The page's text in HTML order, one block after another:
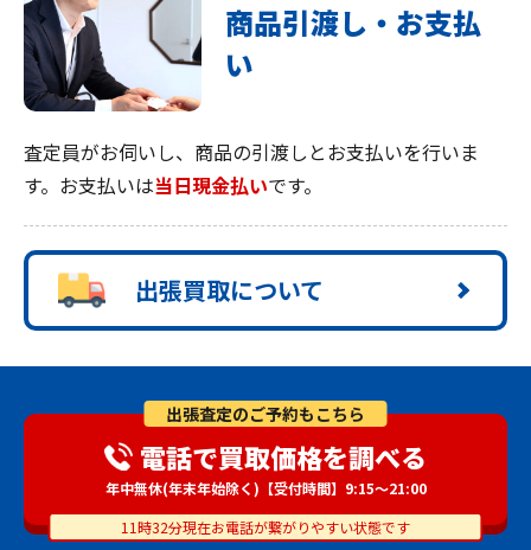
商品引渡し・お支払
い
査定員がお伺いし、商品の引渡しとお支払いを行いま
す。お支払いは当日現金払いです。
出張買取について
出張査定のご予約もこちら
電話で買取価格を調べる
年中無休(年末年始除く)【受付時間】9:15～21:00
11時32分現在お電話が繋がりやすい状態です